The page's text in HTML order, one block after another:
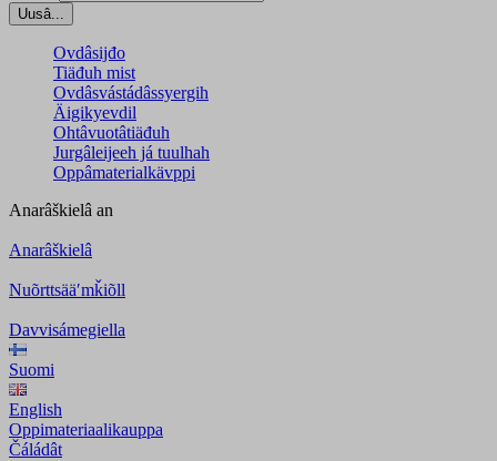
Uusâ...
Ovdâsijđo
Tiäđuh mist
Ovdâsvástádâssyergih
Äigikyevdil
Ohtâvuotâtiäđuh
Jurgâleijeeh já tuulhah
Oppâmaterialkävppi
Anarâškielâ an
Anarâškielâ
Nuõrttsääʹmǩiõll
Davvisámegiella
Suomi
English
Oppimateriaalikauppa
Čáládât